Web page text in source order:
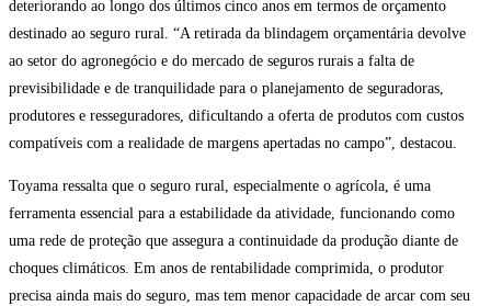
deteriorando ao longo dos últimos cinco anos em termos de orçamento
destinado ao seguro rural. “A retirada da blindagem orçamentária devolve
ao setor do agronegócio e do mercado de seguros rurais a falta de
previsibilidade e de tranquilidade para o planejamento de seguradoras,
produtores e resseguradores, dificultando a oferta de produtos com custos
compatíveis com a realidade de margens apertadas no campo”, destacou.
Toyama ressalta que o seguro rural, especialmente o agrícola, é uma
ferramenta essencial para a estabilidade da atividade, funcionando como
uma rede de proteção que assegura a continuidade da produção diante de
choques climáticos. Em anos de rentabilidade comprimida, o produtor
precisa ainda mais do seguro, mas tem menor capacidade de arcar com seu